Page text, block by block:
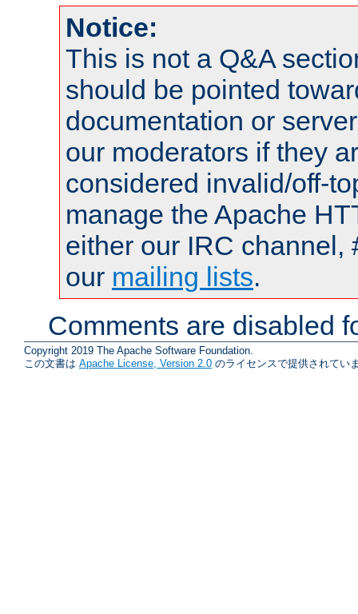
Notice:
This is not a Q&A
should be pointed
documentation or
our moderators if they
considered invalid/off-
manage the Apache
either our IRC channel,
our mailing lists.
Comments are disabled
Copyright 2019 The Apache Software Foundation.
この文書は Apache License, Version 2.0 のライセンスで提供されてい